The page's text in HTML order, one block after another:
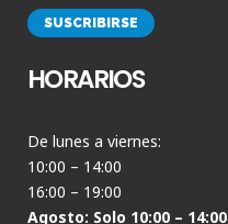
HORARIOS
De lunes a viernes:
10:00 – 14:00
16:00 – 19:00
Agosto: Solo 10:00 – 14:00